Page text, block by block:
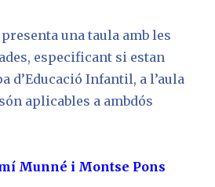
una taula amb les
especificant si estan
d’Educació Infantil, a l’aula
aplicables a ambdós
Munné i Montse Pons